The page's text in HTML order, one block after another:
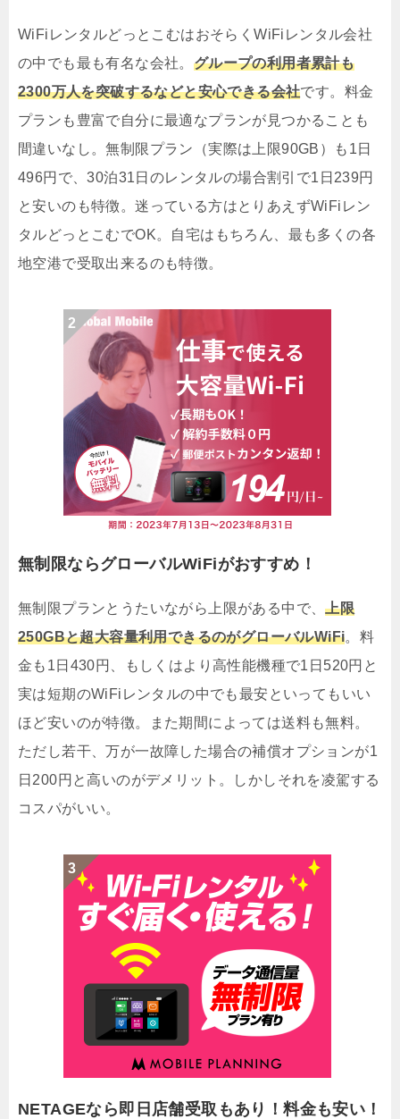
WiFiレンタルどっとこむはおそらくWiFiレンタル会社
の中でも最も有名な会社。 グループの利用者累計も
2300万人を突破するなどと安心できる会社です。料金
プランも豊富で自分に最適なプランが見つかることも
間違いなし。無制限プラン（実際は上限90GB）も1日
496円で、30泊31日のレンタルの場合割引で1日239円
と安いのも特徴。迷っている方はとりあえずWiFiレン
タルどっとこむでOK。自宅はもちろん、最も多くの各
地空港で受取出来るのも特徴。
無制限ならグローバルWiFiがおすすめ！
無制限プランとうたいながら上限がある中で、上限
250GBと超大容量利用できるのがグローバルWiFi。料
金も1日430円、もしくはより高性能機種で1日520円と
実は短期のWiFiレンタルの中でも最安といってもいい
ほど安いのが特徴。また期間によっては送料も無料。
ただし若干、万が一故障した場合の補償オプションが1
日200円と高いのがデメリット。しかしそれを凌駕する
コスパがいい。
NETAGEなら即日店舗受取もあり！料金も安い！